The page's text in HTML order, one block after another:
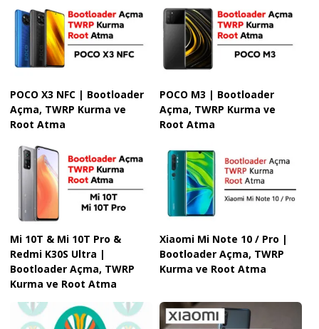
POCO X3 NFC | Bootloader
Açma, TWRP Kurma ve
Root Atma
POCO M3 | Bootloader
Açma, TWRP Kurma ve
Root Atma
Mi 10T & Mi 10T Pro &
Redmi K30S Ultra |
Bootloader Açma, TWRP
Kurma ve Root Atma
Xiaomi Mi Note 10 / Pro |
Bootloader Açma, TWRP
Kurma ve Root Atma